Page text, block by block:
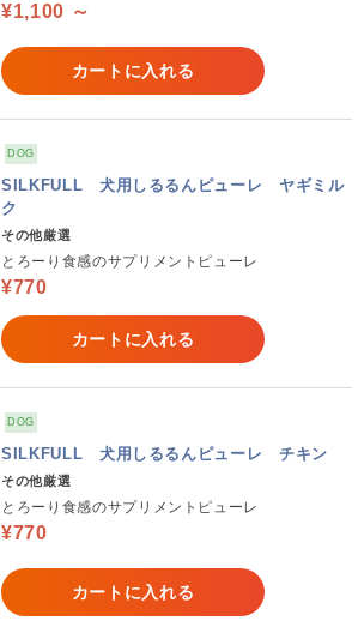
¥1,100 ～
カートに入れる
DOG
SILKFULL 犬用しるるんピューレ ヤギミル
ク
その他厳選
とろーり食感のサプリメントピューレ
¥770
カートに入れる
DOG
SILKFULL 犬用しるるんピューレ チキン
その他厳選
とろーり食感のサプリメントピューレ
¥770
カートに入れる